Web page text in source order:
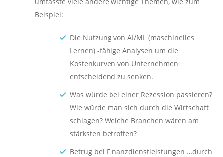
Beispiel:
Die Nutzung von AI/ML (maschinelles
Lernen) -fähige Analysen um die
Kostenkurven von Unternehmen
entscheidend zu senken.
Was würde bei einer Rezession passieren?
Wie würde man sich durch die Wirtschaft
schlagen? Welche Branchen wären am
stärksten betroffen?
Betrug bei Finanzdienstleistungen …durch